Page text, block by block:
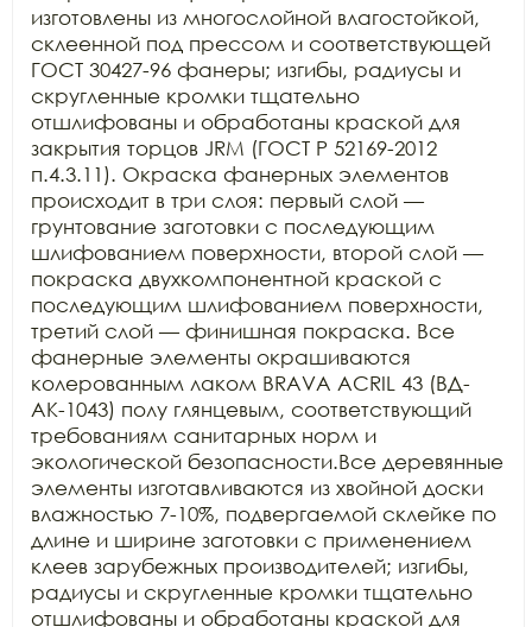
изготовлены из многослойной влагостойкой,
склеенной под прессом и соответствующей
ГОСТ 30427-96 фанеры; изгибы, радиусы и
скругленные кромки тщательно
отшлифованы и обработаны краской для
закрытия торцов JRM (ГОСТ Р 52169-2012
п.4.3.11). Окраска фанерных элементов
происходит в три слоя: первый слой —
грунтование заготовки с последующим
шлифованием поверхности, второй слой —
покраска двухкомпонентной краской с
последующим шлифованием поверхности,
третий слой — финишная покраска. Все
фанерные элементы окрашиваются
колерованным лаком BRAVA ACRIL 43 (ВД-
АК-1043) полу глянцевым, соответствующий
требованиям санитарных норм и
экологической безопасности.Все деревянные
элементы изготавливаются из хвойной доски
влажностью 7-10%, подвергаемой склейке по
длине и ширине заготовки с применением
клеев зарубежных производителей; изгибы,
радиусы и скругленные кромки тщательно
отшлифованы и обработаны краской для